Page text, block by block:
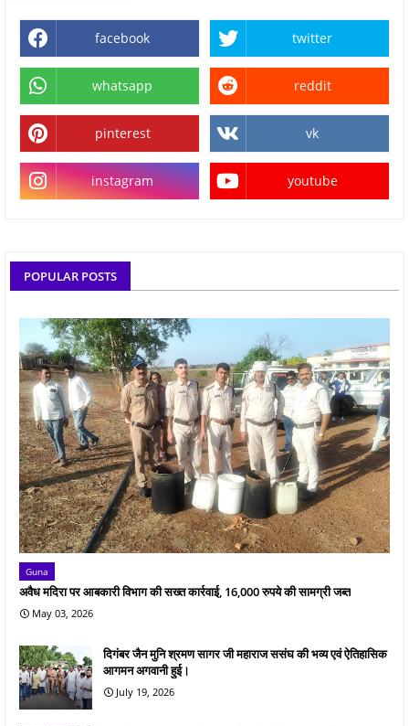
facebook twitter
whatsapp reddit
pinterest vk
instagram youtube
POPULAR POSTS
Guna
अवैध मदिरा पर आबकारी विभाग की सख्त कार्रवाई, 16,000 रुपये की सामग्री जब्त
May 03, 2026
दिगंबर जैन मुनि श्रमण सागर जी महाराज ससंघ की भव्य एवं ऐतिहासिक
आगमन अगवानी हुई।
July 19, 2026